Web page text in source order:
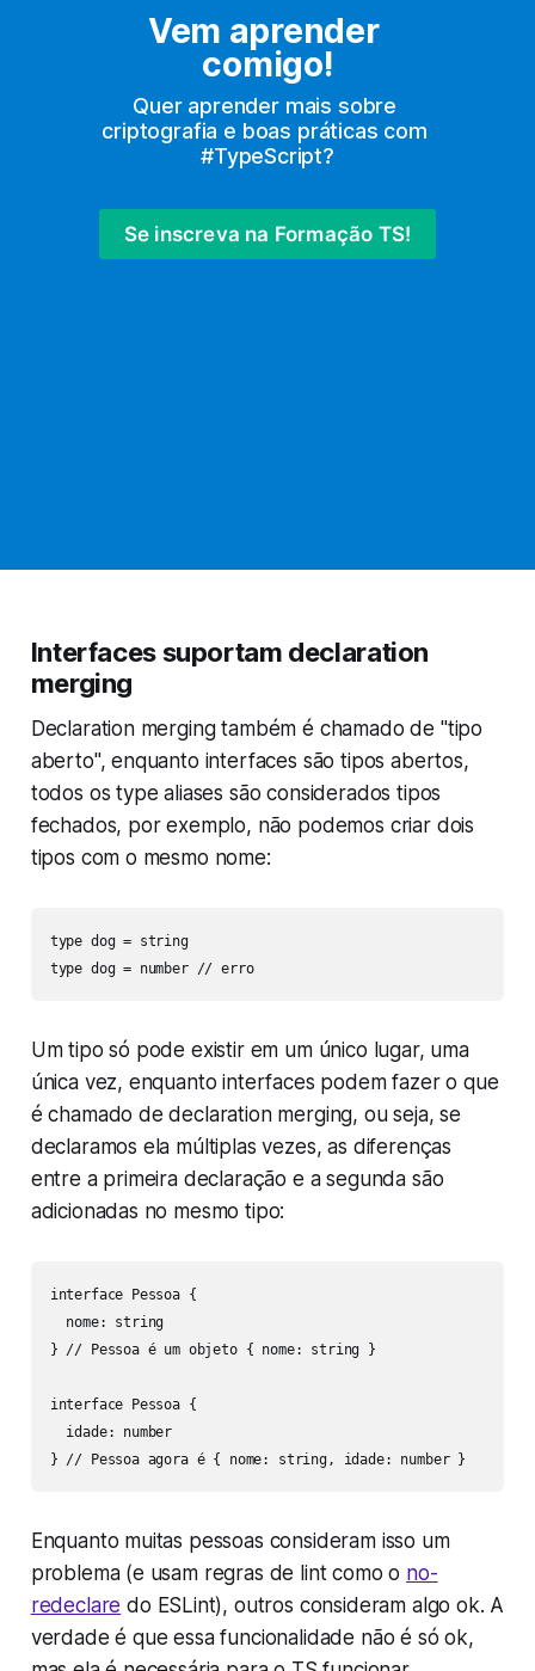
Vem aprender
comigo!
Quer aprender mais sobre
criptografia e boas práticas com
#TypeScript?
Se inscreva na Formação TS!
Interfaces suportam declaration
merging
Declaration merging também é chamado de "tipo
aberto", enquanto interfaces são tipos abertos,
todos os type aliases são considerados tipos
fechados, por exemplo, não podemos criar dois
tipos com o mesmo nome:
type dog = string
type dog = number // erro
Um tipo só pode existir em um único lugar, uma
única vez, enquanto interfaces podem fazer o que
é chamado de declaration merging, ou seja, se
declaramos ela múltiplas vezes, as diferenças
entre a primeira declaração e a segunda são
adicionadas no mesmo tipo:
interface Pessoa {
  nome: string
} // Pessoa é um objeto { nome: string }
interface Pessoa {
  idade: number
} // Pessoa agora é { nome: string, idade: number }
Enquanto muitas pessoas consideram isso um
problema (e usam regras de lint como o no-
redeclare do ESLint), outros consideram algo ok. A
verdade é que essa funcionalidade não é só ok,